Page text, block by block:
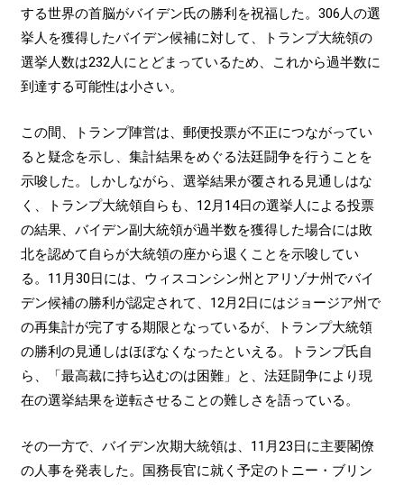
する世界の首脳がバイデン氏の勝利を祝福した。306人の選
挙人を獲得したバイデン候補に対して、トランプ大統領の
選挙人数は232人にとどまっているため、これから過半数に
到達する可能性は小さい。
この間、トランプ陣営は、郵便投票が不正につながってい
ると疑念を示し、集計結果をめぐる法廷闘争を行うことを
示唆した。しかしながら、選挙結果が覆される見通しはな
く、トランプ大統領自らも、12月14日の選挙人による投票
の結果、バイデン副大統領が過半数を獲得した場合には敗
北を認めて自らが大統領の座から退くことを示唆してい
る。11月30日には、ウィスコンシン州とアリゾナ州でバイ
デン候補の勝利が認定されて、12月2日にはジョージア州で
の再集計が完了する期限となっているが、トランプ大統領
の勝利の見通しはほぼなくなったといえる。トランプ氏自
ら、「最高裁に持ち込むのは困難」と、法廷闘争により現
在の選挙結果を逆転させることの難しさを語っている。
その一方で、バイデン次期大統領は、11月23日に主要閣僚
の人事を発表した。国務長官に就く予定のトニー・ブリン